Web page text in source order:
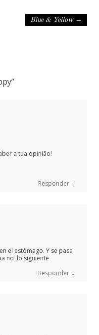
Blue & Yellow →
”
a tua opinião!
Responder ↓
el estómago. Y se pasa
no ,lo siguiente
Responder ↓